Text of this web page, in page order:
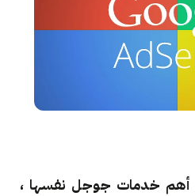
أهم خدمات جوجل نفسها ،